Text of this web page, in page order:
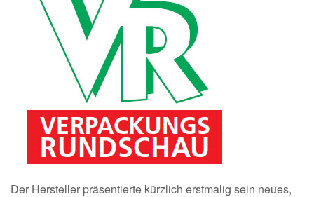
Der Hersteller präsentierte kürzlich erstmalig sein neues,